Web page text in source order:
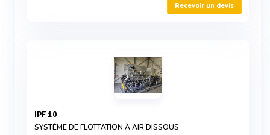
Recevoir un devis
IPF 10
SYSTÈME DE FLOTTATION À AIR DISSOUS